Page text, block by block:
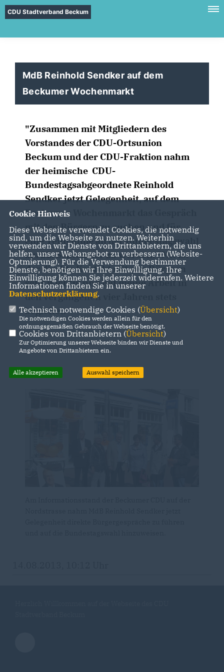
CDU Stadtverband Beckum
MdB Reinhold Sendker auf dem
Beckumer Wochenmarkt
"Zusammen mit Mitgliedern des
Vorstandes der CDU-Ortsunion
Beckum und der CDU-Fraktion nahm
der heimische CDU-
Bundestagsabgeordnete Reinhold
Sendker jetzt Gelegenheit, auf dem
Beckumer Wochenmarkt das Gespräch
mit den Bürgern zu suchen und für
eine Teilnahme an der Bundestagswahl
am 22. September zu werben. "Mit ist
der direkte Kontakt mit den Bürgern
sehr wichtig und hat meine Arbeit in
den vergangenen vier Jahren stets
begleitet.
Cookie Hinweis
Diese Webseite verwendet Cookies, die notwendig
sind, um die Webseite zu nutzen. Weiterhin
verwenden wir Dienste von Drittanbietern, die uns
helfen, unser Webangebot zu verbessern (Website-
Optmierung). Für die Verwendung bestimmter
Dienste, benötigen wir Ihre Einwilligung. Ihre
Einwilligung können Sie jederzeit widerrufen. Weitere
Informationen finden Sie in unserer
Datenschutzerklärung.
Technisch notwendige Cookies (Übersicht)
Die notwendigen Cookies werden allein für den
ordnungsgemäßen Gebrauch der Webseite benötigt.
Cookies von Drittanbietern (Übersicht)
Zur Optimierung unserer Webseite binden wir Dienste und
Angebote von Drittanbietern ein.
Alle akzeptieren Auswahl speichern